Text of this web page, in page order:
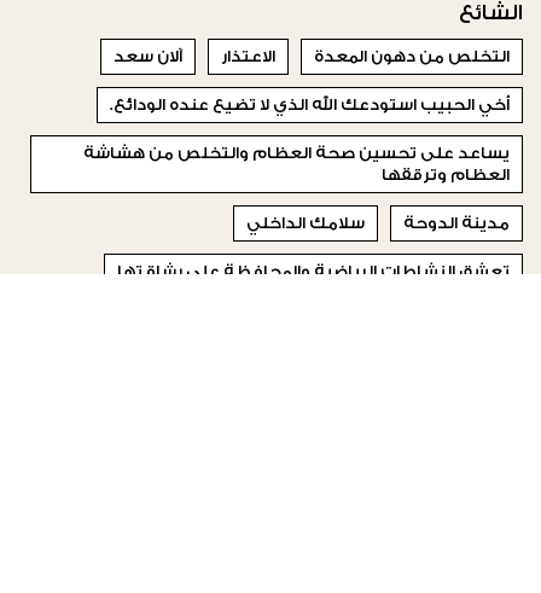
الشائع
التخلص من دهون المعدة الاعتذار آلان سعد
أخي الحبيب استودعك الله الذي لا تضيع عنده الودائع.
يساعد على تحسين صحة العظام والتخلص من هشاشة
العظام وترققها
مدينة الدوحة سلامك الداخلي
تعشق النشاطات الرياضية والمحافظة على رشاقتها